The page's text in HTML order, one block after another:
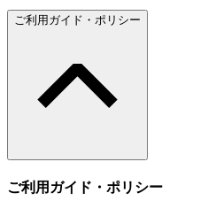
ご利用ガイド・ポリシー
ご利用ガイド・ポリシー